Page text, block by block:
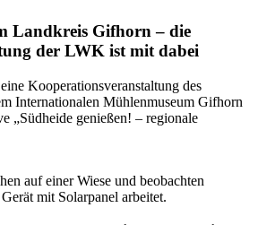
Landkreis Gifhorn – die
der LWK ist mit dabei
Kooperationsveranstaltung des
Internationalen Mühlenmuseum Gifhorn
„Südheide genießen! – regionale